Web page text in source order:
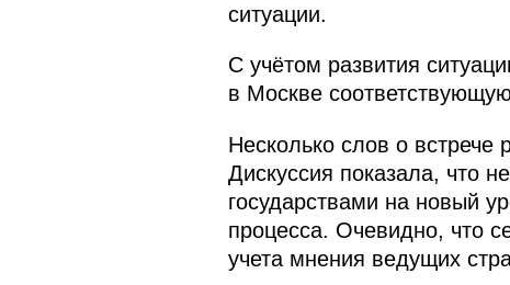
ситуации.
С учётом развития
в Москве
Несколько слов о встрече
Дискуссия показала, что
государствами на новый
процесса. Очевидно, что
учета мнения ведущих